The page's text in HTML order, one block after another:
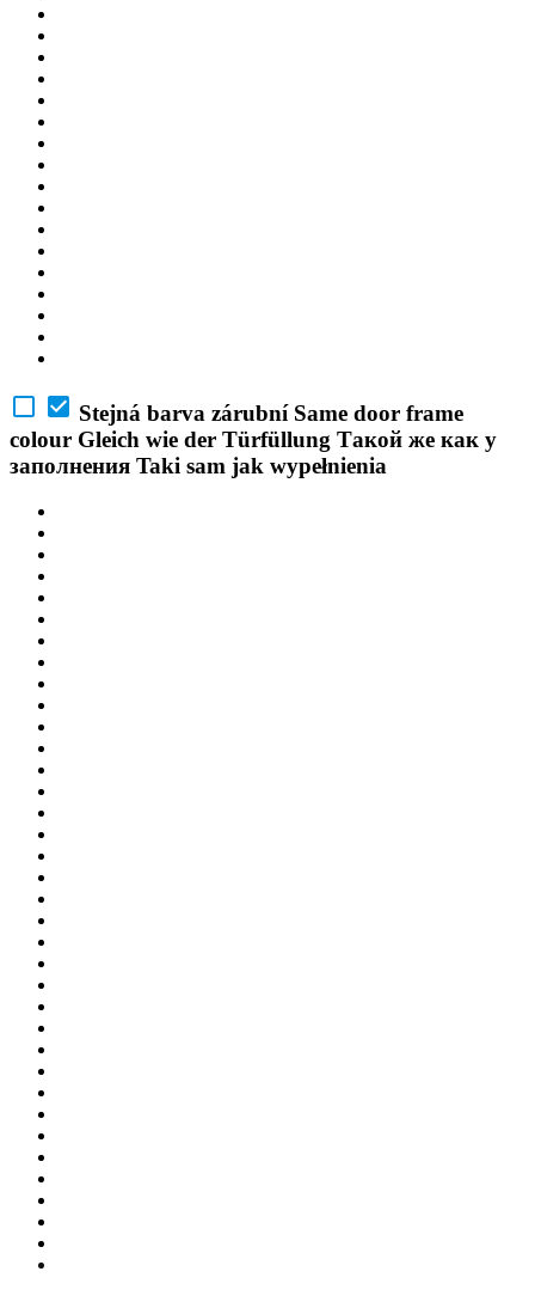
Stejná barva zárubní Same door frame
colour Gleich wie der Türfüllung Такой же как у
заполнения Taki sam jak wypełnienia